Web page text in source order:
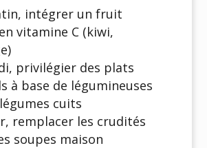
intégrer un fruit
vitamine C (kiwi,
privilégier des plats
à base de légumineuses
cuits
remplacer les crudités
soupes maison